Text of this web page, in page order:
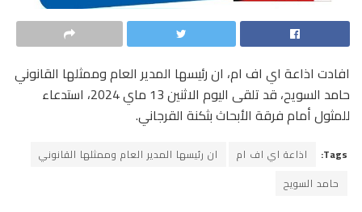
افادت اذاعة اي اف ام، ان رئيسها المدير العام وممثلها القانوني
حامد السويح، قد تلقى اليوم الاثنين 13 ماي 2024، استدعاء
للمثول أمام فرقة الأبحاث بثكنة القرجاني.
Tags: اذاعة اي اف ام
ان رئيسها المدير العام وممثلها القانوني
حامد السويح